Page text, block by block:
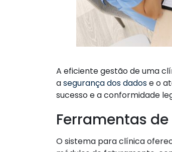
A eficiente gestão de uma
asegurança dos dadose o
sucesso e a conformidade
Ferramentas
O sistema para clínica